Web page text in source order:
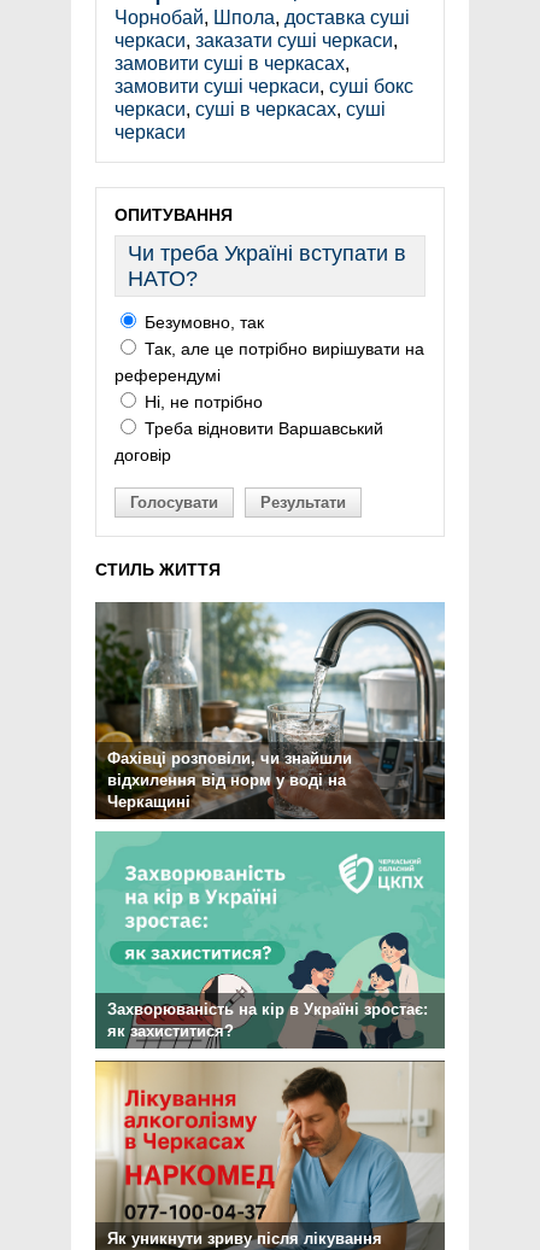
Чорнобай, Шпола, доставка суші
черкаси, заказати суші черкаси,
замовити суші в черкасах,
замовити суші черкаси, суші бокс
черкаси, суші в черкасах, суші
черкаси
ОПИТУВАННЯ
Чи треба Україні вступати в
НАТО?
Безумовно, так
Так, але це потрібно вирішувати на
референдумі
Ні, не потрібно
Треба відновити Варшавський
договір
Голосувати Результати
СТИЛЬ ЖИТТЯ
Фахівці розповіли, чи знайшли
відхилення від норм у воді на
Черкащині
Захворюваність на кір в Україні зростає:
як захиститися?
Як уникнути зриву після лікування